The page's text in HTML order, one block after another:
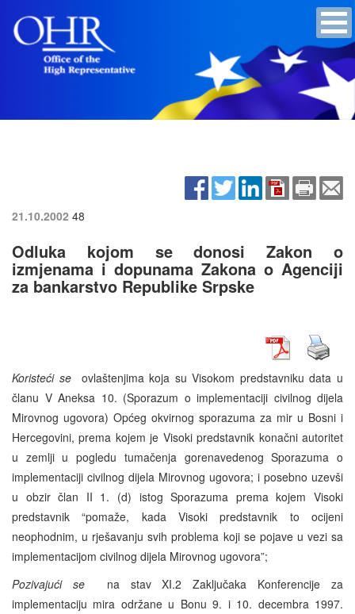
21.10.2002 48
Odluka kojom se donosi Zakon o
izmjenama i dopunama Zakona o Agenciji
za bankarstvo Republike Srpske
Koristeći seovlaštenjima koja su Visokom predstavniku data u
članu V Aneksa 10. (Sporazum o implementaciji civilnog dijela
Mirovnog ugovora) Općeg okvirnog sporazuma za mir u Bosni i
Hercegovini, prema kojem je Visoki predstavnik konačni autoritet
u zemlji u pogledu tumačenja gorenavedenog Sporazuma o
implementaciji civilnog dijela Mirovnog ugovora; i posebno uzevši
u obzir član II 1. (d) istog Sporazuma prema kojem Visoki
predstavnik “pomaže, kada Visoki predstavnik to ocijeni
neophodnim, u rješavanju svih problema koji se pojave u vezi sa
implementacijom civilnog dijela Mirovnog ugovora”;
Pozivajući sena stav XI.2 Zaključaka Konferencije za
implementaciju mira održane u Bonu 9. i 10. decembra 1997.